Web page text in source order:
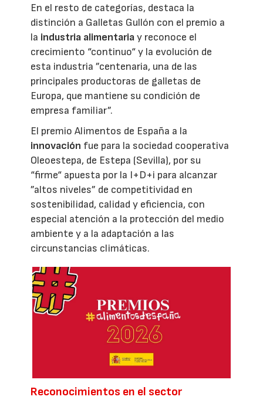
En el resto de categorías, destaca la
distinción a Galletas Gullón con el premio a
la industria alimentariay reconoce el
crecimiento “continuo“ y la evolución de
esta industria ”centenaria, una de las
principales productoras de galletas de
Europa, que mantiene su condición de
empresa familiar”.
El premio Alimentos de España a la
innovación fue para la sociedad cooperativa
Oleoestepa, de Estepa (Sevilla), por su
“firme“ apuesta por la I+D+i para alcanzar
”altos niveles” de competitividad en
sostenibilidad, calidad y eficiencia, con
especial atención a la protección del medio
ambiente y a la adaptación a las
circunstancias climáticas.
Reconocimientos en el sector